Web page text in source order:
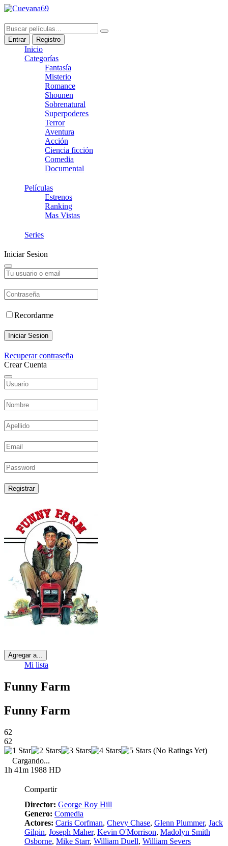
Entrar Registro
Inicio
Categorías
Fantasía
Misterio
Romance
Shounen
Sobrenatural
Superpoderes
Terror
Aventura
Acción
Ciencia ficción
Comedia
Documental
Películas
Estrenos
Ranking
Mas Vistas
Series
Iniciar Sesion
Recordarme
Iniciar Sesion
Recuperar contraseña
Crear Cuenta
Registrar
Agregar a...
Mi lista
Funny Farm
Funny Farm
62
62
(No Ratings Yet)
Cargando...
1h 41m 1988 HD
Compartir
Director: George Roy Hill
Genero: Comedia
Actores: Caris Corfman, Chevy Chase, Glenn Plummer, Jack
Gilpin, Joseph Maher, Kevin O'Morrison, Madolyn Smith
Osborne, Mike Starr, William Duell, William Severs